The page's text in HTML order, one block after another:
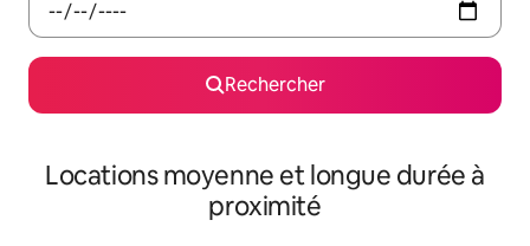
Rechercher
Locations moyenne et longue durée à
proximité